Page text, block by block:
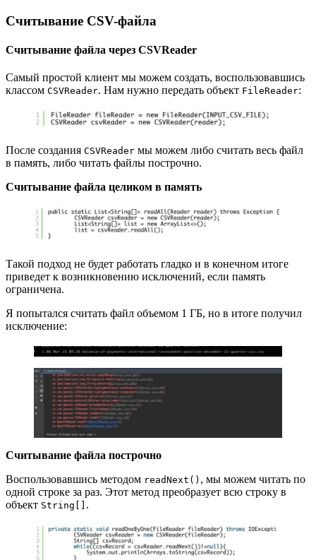
Считывание CSV-файла
Считывание файла через CSVReader
Самый простой клиент мы можем создать, воспользовавшись
классом CSVReader. Нам нужно передать объект FileReader:
После создания CSVReader мы можем либо считать весь файл
в память, либо читать файлы построчно.
Считывание файла целиком в память
Такой подход не будет работать гладко и в конечном итоге
приведет к возникновению исключений, если память
ограничена.
Я попытался считать файл объемом 1 ГБ, но в итоге получил
исключение:
Считывание файла построчно
Воспользовавшись методом readNext() , мы можем читать по
одной строке за раз. Этот метод преобразует всю строку в
объект String[] .